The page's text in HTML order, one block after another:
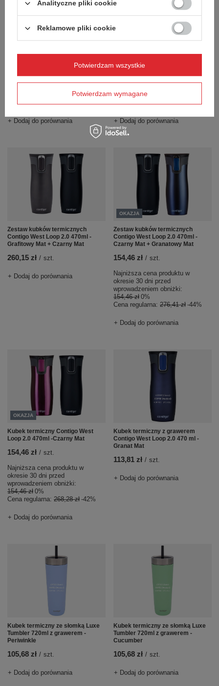
Contigo West Loop 2.0 470ml -
170,72 zł / szt.
+ Dodaj do porównania
Contigo West Loop 2.0 470ml -
260,15 zł / szt.
+ Dodaj do porównania
Zestaw kubków termicznych
Contigo West Loop 2.0 470ml -
Grafitowy Mat + Czarny Mat
260,15 zł / szt.
+ Dodaj do porównania
OKAZJA
Zestaw kubków termicznych
Contigo West Loop 2.0 470ml -
Czarny Mat + Granatowy Mat
154,46 zł / szt.
Najniższa cena produktu w
okresie 30 dni przed
wprowadzeniem obniżki:
154,46 zł 0%
Cena regularna: 276,41 zł -44%
+ Dodaj do porównania
OKAZJA
Kubek termiczny Contigo West
Loop 2.0 470ml -Czarny Mat
154,46 zł / szt.
Najniższa cena produktu w
okresie 30 dni przed
wprowadzeniem obniżki:
154,46 zł 0%
Cena regularna: 268,28 zł -42%
+ Dodaj do porównania
Kubek termiczny z grawerem
Contigo West Loop 2.0 470 ml -
Granat Mat
113,81 zł / szt.
+ Dodaj do porównania
Kubek termiczny ze słomką Luxe
Tumbler 720ml z grawerem -
Periwinkle
105,68 zł / szt.
+ Dodaj do porównania
Kubek termiczny ze słomką Luxe
Tumbler 720ml z grawerem -
Cucumber
105,68 zł / szt.
+ Dodaj do porównania
Analityczne pliki cookie
Reklamowe pliki cookie
Potwierdzam wymagane
Potwierdzam wszystkie